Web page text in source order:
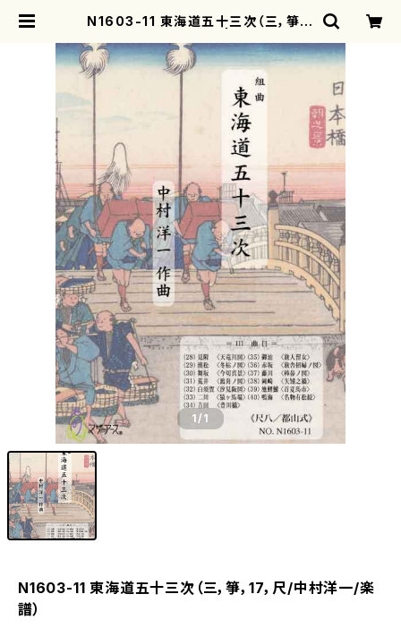
N1603-11 東海道五十三次（三，箏，1
th
1/1
N1603-11 東海道五十三次（三，箏，17，尺/中村洋一/楽
譜）